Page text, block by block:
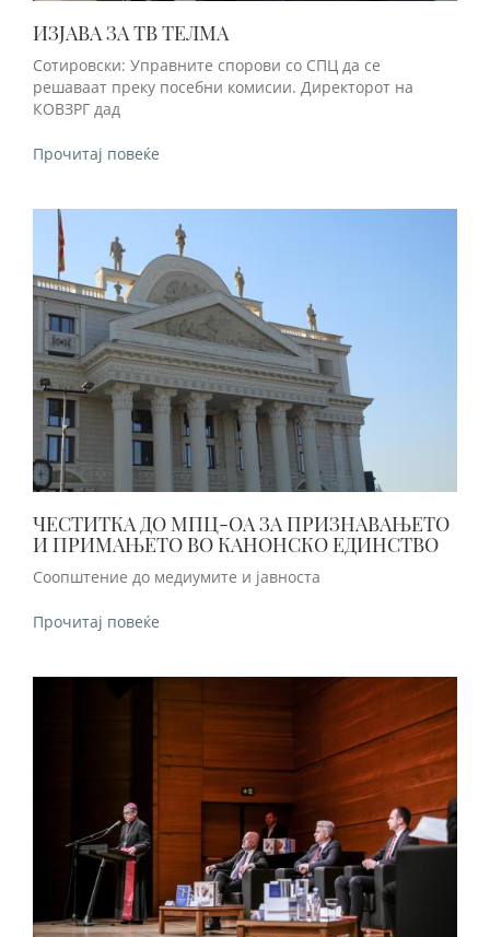
ИЗЈАВА ЗА ТВ ТЕЛМА
Сотировски: Управните спорови со СПЦ да се
решаваат преку посебни комисии. Директорот на
КОВЗРГ дад
Прочитај повеќе
ЧЕСТИТКА ДО МПЦ-ОА ЗА ПРИЗНАВАЊЕТО
И ПРИМАЊЕТО ВО КАНОНСКО ЕДИНСТВО
Соопштение до медиумите и јавноста
Прочитај повеќе